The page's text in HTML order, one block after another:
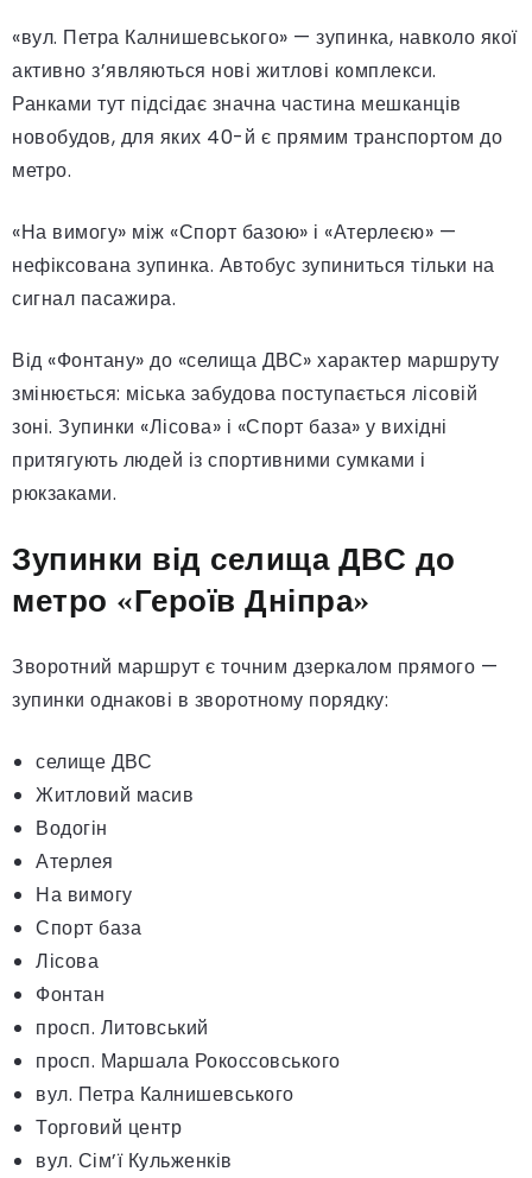
«вул. Петра Калнишевського» — зупинка, навколо якої
активно з’являються нові житлові комплекси.
Ранками тут підсідає значна частина мешканців
новобудов, для яких 40-й є прямим транспортом до
метро.
«На вимогу» між «Спорт базою» і «Атерлеєю» —
нефіксована зупинка. Автобус зупиниться тільки на
сигнал пасажира.
Від «Фонтану» до «селища ДВС» характер маршруту
змінюється: міська забудова поступається лісовій
зоні. Зупинки «Лісова» і «Спорт база» у вихідні
притягують людей із спортивними сумками і
рюкзаками.
Зупинки від селища ДВС до
метро «Героїв Дніпра»
Зворотний маршрут є точним дзеркалом прямого —
зупинки однакові в зворотному порядку:
селище ДВС
Житловий масив
Водогін
Атерлея
На вимогу
Спорт база
Лісова
Фонтан
просп. Литовський
просп. Маршала Рокоссовського
вул. Петра Калнишевського
Торговий центр
вул. Сім’ї Кульженків